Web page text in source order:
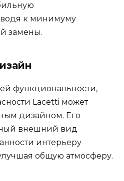
к минимуму
замены.
функциональности,
Lacetti может
дизайном. Его
внешний вид
интерьеру
общую атмосферу.